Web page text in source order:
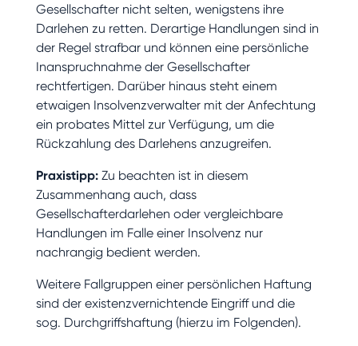
Gesellschafter nicht selten, wenigstens ihre
Darlehen zu retten. Derartige Handlungen sind in
der Regel strafbar und können eine persönliche
Inanspruchnahme der Gesellschafter
rechtfertigen. Darüber hinaus steht einem
etwaigen Insolvenzverwalter mit der Anfechtung
ein probates Mittel zur Verfügung, um die
Rückzahlung des Darlehens anzugreifen.
Praxistipp:Zu beachten ist in diesem
Zusammenhang auch, dass
Gesellschafterdarlehen oder vergleichbare
Handlungen im Falle einer Insolvenz nur
nachrangig bedient werden.
Weitere Fallgruppen einer persönlichen Haftung
sind der existenzvernichtende Eingriff und die
sog. Durchgriffshaftung (hierzu im Folgenden).